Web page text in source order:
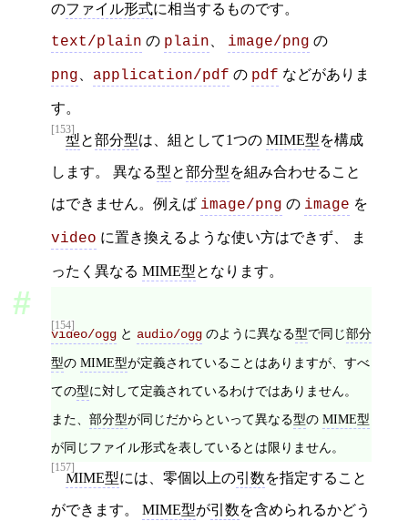
のファイル形式に相当するものです。
text/plain の plain image/png の
png application/pdf の pdf などがありま
す。
[153]
型と部分型は、組として1つの MIME型を構成
します。 異なる型と部分型を組み合わせること
はできません。例えば image/png の image を
video に置き換えるような使い方はできず、 ま
ったく異なる MIME型となります。
[154]
video/ogg と audio/ogg のように異なる型で同じ部分
型の MIME型が定義されていることはありますが、すべ
ての型に対して定義されているわけではありません。
また、 部分型が同じだからといって異なる型の MIME型
が同じファイル形式を表しているとは限りません。
[157]
MIME型には、零個以上の引数を指定すること
ができます。 MIME型が引数を含められるかどう